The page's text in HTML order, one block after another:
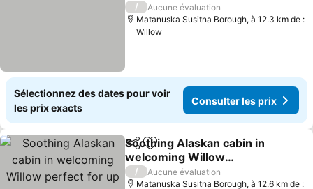
/
Aucune évaluation
Matanuska Susitna Borough, à 12.3 km de :
Willow
Sélectionnez des dates pour voir
les prix exacts
Consulter les prix
PartagerAjouter à mes favoris
Soothing Alaskan cabin in
welcoming Willow
perfect for up to 6
guests.
/
Aucune évaluation
Matanuska Susitna Borough, à 12.6 km de :